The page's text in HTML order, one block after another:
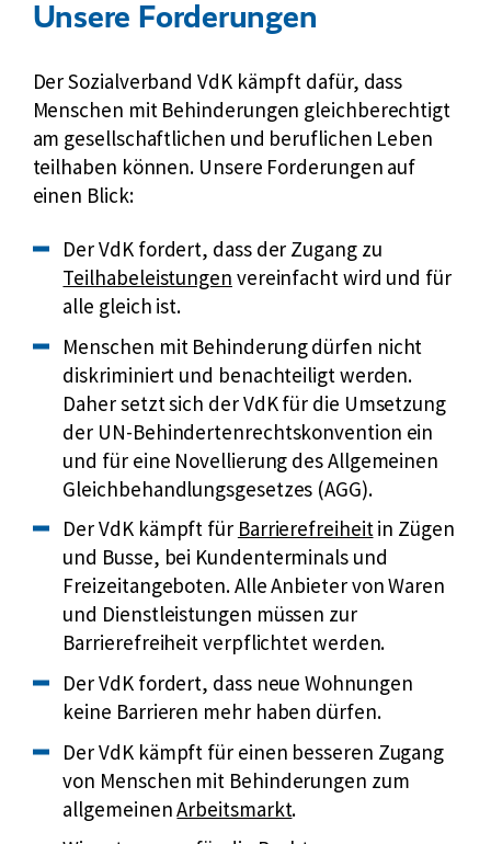
e
a
n
g
e
l
r
P
i
W
r
m
Unsere Forderungen
Der Sozialverband VdK kämpft dafür, dass
Menschen mit Behinderungen gleichberechtigt
am gesellschaftlichen und beruflichen Leben
teilhaben können. Unsere Forderungen auf
einen Blick:
Der VdK fordert, dass der Zugang zuExterner
Link:
Teilhabeleistungen vereinfacht wird und für
alle gleich ist.
Menschen mit Behinderung dürfen nicht
diskriminiert und benachteiligt werden.
Daher setzt sich der VdK für die Umsetzung
der UN-Behindertenrechtskonvention ein
und für eine Novellierung des Allgemeinen
Gleichbehandlungsgesetzes (AGG).
Der VdK kämpft für Externer
Link:
Barrierefreiheitin Zügen
und Busse, bei Kundenterminals und
Freizeitangeboten. Alle Anbieter von Waren
und Dienstleistungen müssen zur
Barrierefreiheit verpflichtet werden.
Der VdK fordert, dass neue Wohnungen
keine Barrieren mehr haben dürfen.
Der VdK kämpft für einen besseren Zugang
von Menschen mit Behinderungen zum
allgemeinenExterner
Link:
Arbeitsmarkt.